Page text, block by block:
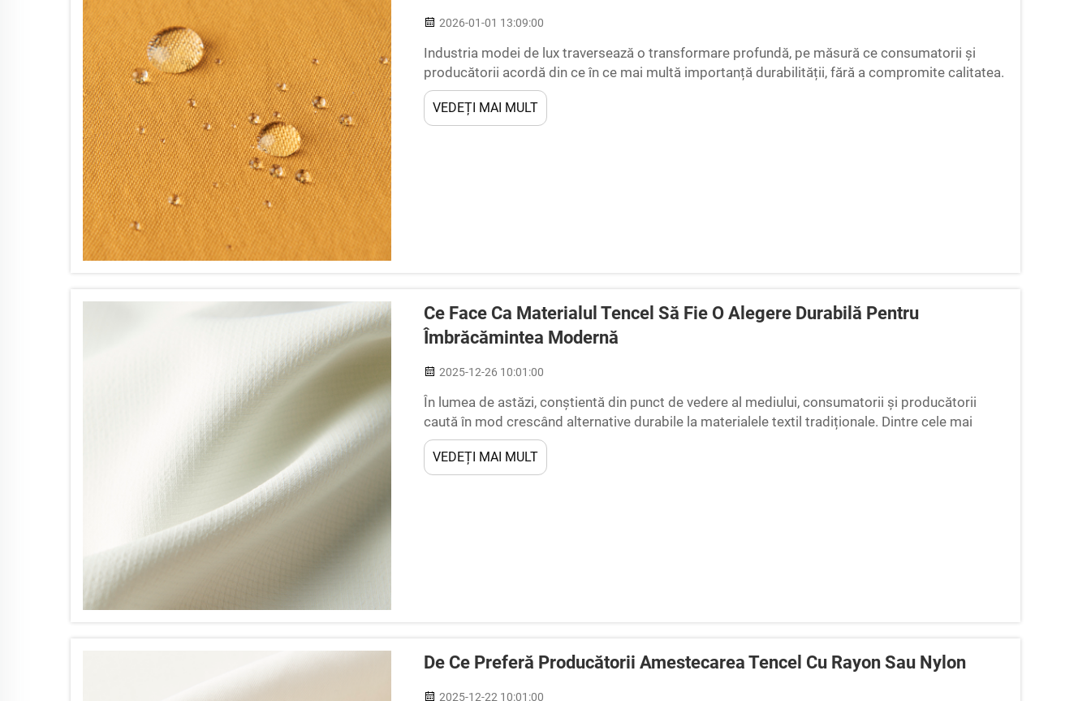
2026-01-01 13:09:00
Industria modei de lux traversează o transformare profundă, pe măsură ce consumatorii și
producătorii acordă din ce în ce mai multă importanță durabilității, fără a compromite calitatea.
Îmbrăcăminte modernă de înaltă gamă necesită materiale care să îndeplinească standarde
riguroase de performanță, în timp ce...
VEDEȚI MAI MULT
Ce Face Ca Materialul Tencel Să Fie O Alegere Durabilă Pentru
Îmbrăcămintea Modernă
2025-12-26 10:01:00
În lumea de astăzi, conștientă din punct de vedere al mediului, consumatorii și producătorii
caută în mod crescând alternative durabile la materialele textil tradiționale. Dintre cele mai
promițătoare inovații în materiale eco-friendly, materialul Tencel se remarcă ca o re...
VEDEȚI MAI MULT
De Ce Preferă Producătorii Amestecarea Tencel Cu Rayon Sau Nylon
2025-12-22 10:01:00